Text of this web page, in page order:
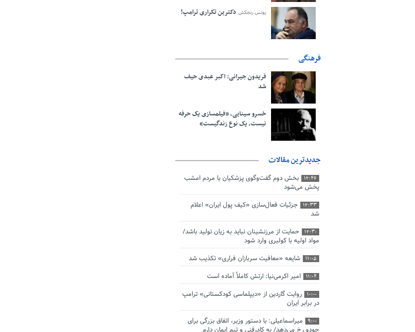
یونس رنجکش دکترین تکراری ترامپ!
فرهنگی
فریدون جیرانی: اکبر عبدی حیف
شد
خسرو سینایی، «فیلمسازی یک حرفه
نیست، یک نوع زندگیست»
جدیدترین مقالات
12:46
بخش دوم گفت‌وگوی پزشکیان با مردم امشب
پخش می‌شود
12:33
جزئیات فعال‌سازی «کیف پول ایران» اعلام
شد
12:30
حمایت از مرزنشینان نباید به زیان تولید باشد/
مواد اولیه با کولبری وارد شود
11:05 شایعه «معافیت سربازان فراری» تکذیب شد
11:04 امیر اکرمی‌نیا: ارتش کاملاً آماده است
10:00
روایت گاردین از «دیپلماسی کودکستانی» ترامپ
در برابر ایران
9:00
میراسماعیلی: با دستور وزیر، اتفاق بزرگی برای